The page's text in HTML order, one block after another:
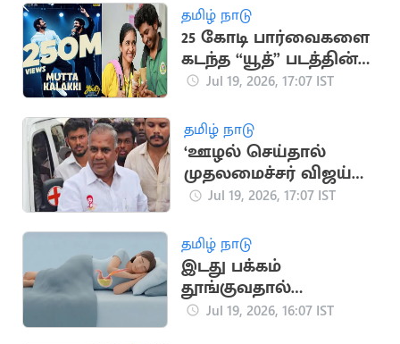
தமிழ் நாடு
25 கோடி பார்வைகளை
கடந்த “யூத்” படத்தின்
“முட்ட கலக்கி” பாடல்
Jul 19, 2026, 17:07 IST
தமிழ் நாடு
‘ஊழல் செய்தால்
முதலமைச்சர் விஜய்
நீக்கிவிடுவார்’..
Jul 19, 2026, 17:07 IST
தமிழ் நாடு
இடது பக்கம்
தூங்குவதால்
கிடைக்கும் முக்கிய
Jul 19, 2026, 16:07 IST